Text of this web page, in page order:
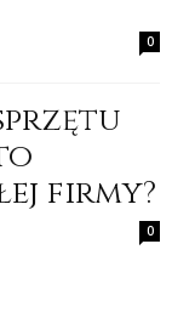
0
firmy?
0